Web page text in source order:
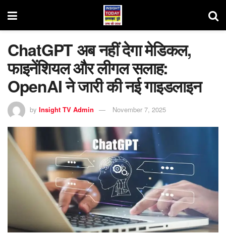
ChatGPT अब नहीं देगा मेडिकल,
फाइनेंशियल और लीगल सलाह:
OpenAI ने जारी की नई गाइडलाइन
by Insight TV Admin November 7, 2025